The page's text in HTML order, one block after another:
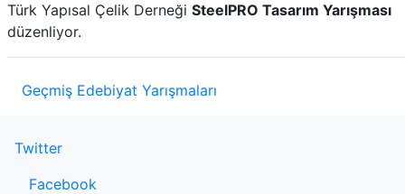
Türk Yapısal Çelik Derneği SteelPRO Tasarım Yarışması
düzenliyor.
Geçmiş Edebiyat Yarışmaları
Twitter
Facebook